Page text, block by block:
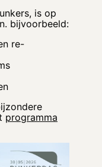
is op
bijvoorbeeld:
re-
programma